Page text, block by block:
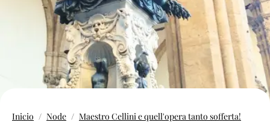
Inicio Node Maestro Cellini e quell'opera tanto sofferta!